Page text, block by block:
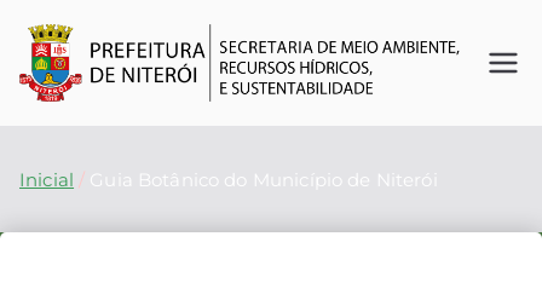
Se
et
Inicial Guia Botânico do Município de Niterói